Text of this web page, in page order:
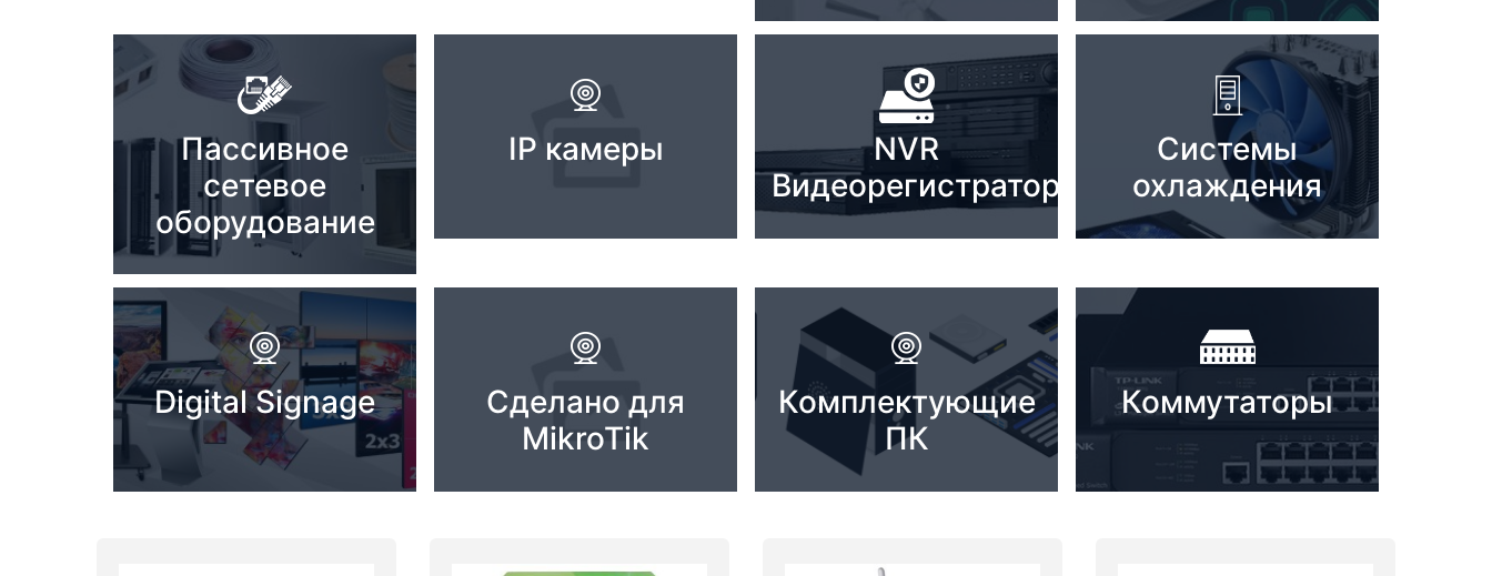
Комплектующие ПК
Пассивное
сетевое
оборудование
IP камеры
NVR
Видеорегистраторы
Системы
охлаждения
Digital Signage
Сделано для
MikroTik
Комплектующие
ПК
Коммутаторы